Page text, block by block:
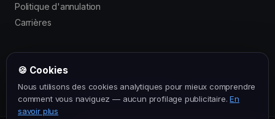
Politique d'annulation
Carrières
© 2016–2026 Laser Force Drummondville. Tous droits réservés.
Politique de confidentialité
Conditions générales
🍪 Cookies
Nous utilisons des cookies analytiques pour mieux comprendre
comment vous naviguez — aucun profilage publicitaire.En
savoir plus